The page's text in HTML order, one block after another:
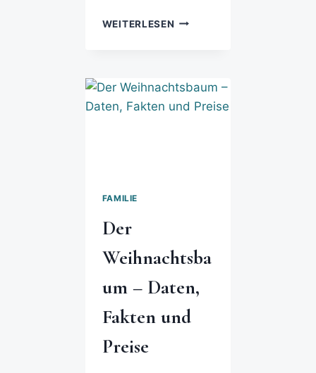
WEITERLESEN
FAMILIE
Der
Weihnachtsba
um – Daten,
Fakten und
Preise